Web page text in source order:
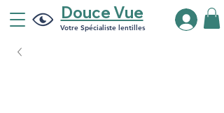
Douce Vue
Votre Spécialiste lentilles